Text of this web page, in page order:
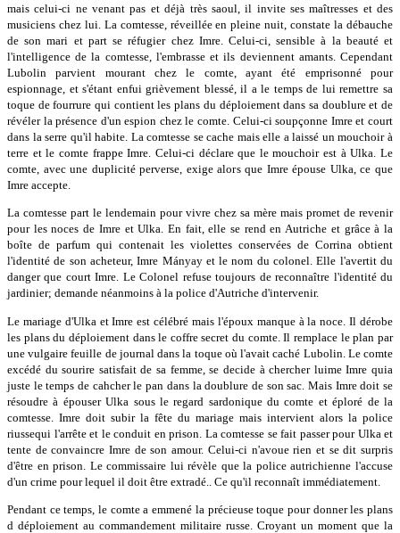
mais celui-ci ne venant pas et déjà très saoul, il invite ses maîtresses et des
musiciens chez lui. La comtesse, réveillée en pleine nuit, constate la débauche
de son mari et part se réfugier chez Imre. Celui-ci, sensible à la beauté et
l'intelligence de la comtesse, l'embrasse et ils deviennent amants. Cependant
Lubolin parvient mourant chez le comte, ayant été emprisonné pour
espionnage, et s'étant enfui grièvement blessé, il a le temps de lui remettre sa
toque de fourrure qui contient les plans du déploiement dans sa doublure et de
révéler la présence d'un espion chez le comte. Celui-ci soupçonne Imre et court
dans la serre qu'il habite. La comtesse se cache mais elle a laissé un mouchoir à
terre et le comte frappe Imre. Celui-ci déclare que le mouchoir est à Ulka. Le
comte, avec une duplicité perverse, exige alors que Imre épouse Ulka, ce que
Imre accepte.
La comtesse part le lendemain pour vivre chez sa mère mais promet de revenir
pour les noces de Imre et Ulka. En fait, elle se rend en Autriche et grâce à la
boîte de parfum qui contenait les violettes conservées de Corrina obtient
l'identité de son acheteur, Imre Mányay et le nom du colonel. Elle l'avertit du
danger que court Imre. Le Colonel refuse toujours de reconnaître l'identité du
jardinier; demande néanmoins à la police d'Autriche d'intervenir.
Le mariage d'Ulka et Imre est célébré mais l'époux manque à la noce. Il dérobe
les plans du déploiement dans le coffre secret du comte. Il remplace le plan par
une vulgaire feuille de journal dans la toque où l'avait caché Lubolin. Le comte
excédé du sourire satisfait de sa femme, se decide à chercher luime Imre quia
juste le temps de cahcher le pan dans la doublure de son sac. Mais Imre doit se
résoudre à épouser Ulka sous le regard sardonique du comte et éploré de la
comtesse. Imre doit subir la fête du mariage mais intervient alors la police
riussequi l'arrête et le conduit en prison. La comtesse se fait passer pour Ulka et
tente de convaincre Imre de son amour. Celui-ci n'avoue rien et se dit surpris
d'être en prison. Le commissaire lui révèle que la police autrichienne l'accuse
d'un crime pour lequel il doit être extradé.. Ce qu'il reconnaît immédiatement.
Pendant ce temps, le comte a emmené la précieuse toque pour donner les plans
d déploiement au commandement militaire russe. Croyant un moment que la